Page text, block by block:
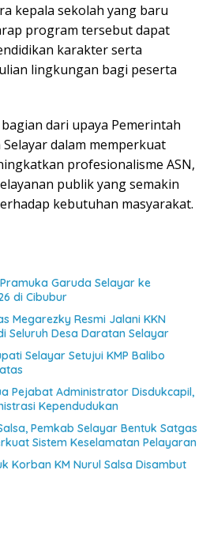
kepala sekolah yang baru
program tersebut dapat
karakter serta
lingkungan bagi peserta
dari upaya Pemerintah
dalam memperkuat
profesionalisme ASN,
publik yang semakin
kebutuhan masyarakat.
Garuda Selayar ke
di Cibubur
Megarezky Resmi Jalani KKN
Seluruh Desa Daratan Selayar
Selayar Setujui KMP Balibo
Pejabat Administrator Disdukcapil,
Kependudukan
Pemkab Selayar Bentuk Satgas
Sistem Keselamatan Pelayaran
Korban KM Nurul Salsa Disambut